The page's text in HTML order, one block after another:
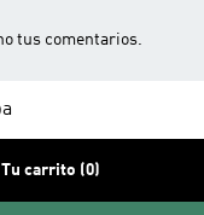
tus comentarios.
Tu carrito (0)